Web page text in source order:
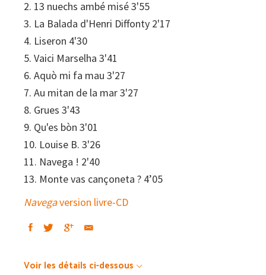
2. 13 nuechs ambé misé 3'55
3. La Balada d'Henri Diffonty 2'17
4. Liseron 4'30
5. Vaici Marselha 3'41
6. Aquò mi fa mau 3'27
7. Au mitan de la mar 3'27
8. Grues 3'43
9. Qu'es bòn 3'01
10. Louise B. 3'26
11. Navega ! 2'40
13. Monte vas cançoneta ? 4’05
Navegaversion livre-CD
Voir les détails ci-dessous